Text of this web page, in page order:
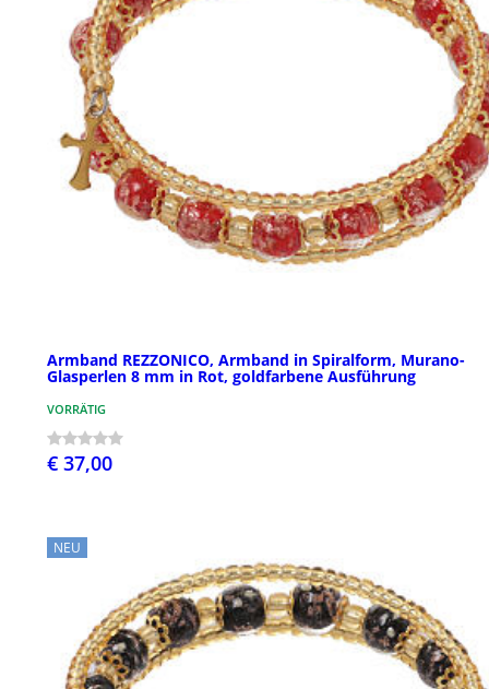
Armband REZZONICO, Armband in Spiralform, Murano-
Glasperlen 8 mm in Rot, goldfarbene Ausführung
VORRÄTIG
€ 37,00
NEU